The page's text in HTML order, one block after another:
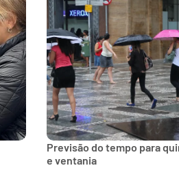
Previsão do tempo para
e ventania